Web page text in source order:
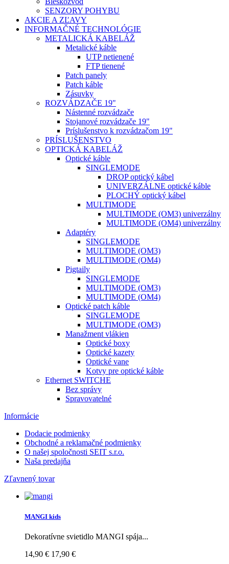
SENZORY POHYBU
AKCIE A ZĽAVY
INFORMAČNÉ TECHNOLÓGIE
METALICKÁ KABELÁŽ
Metalické káble
UTP netienené
FTP tienené
Patch panely
Patch káble
Zásuvky
ROZVÁDZAČE 19"
Nástenné rozvádzače
Stojanové rozvádzače 19"
Príslušenstvo k rozvádzačom 19"
PRÍSLUŠENSTVO
OPTICKÁ KABELÁŽ
Optické káble
SINGLEMODE
DROP optický kábel
UNIVERZÁLNE optické káble
PLOCHÝ optický kábel
MULTIMODE
MULTIMODE (OM3) univerzálny
MULTIMODE (OM4) univerzálny
Adaptéry
SINGLEMODE
MULTIMODE (OM3)
MULTIMODE (OM4)
Pigtaily
SINGLEMODE
MULTIMODE (OM3)
MULTIMODE (OM4)
Optické patch káble
SINGLEMODE
MULTIMODE (OM3)
Manažment vlákien
Optické boxy
Optické kazety
Optické vane
Kotvy pre optické káble
Ethernet SWITCHE
Bez správy
Spravovatelné
Informácie
Dodacie podmienky
Obchodné a reklamačné podmienky
O našej spoločnosti SEIT s.r.o.
Naša predajňa
Zľavnený tovar
MANGI kids
Dekoratívne svietidlo MANGI spája...
14,90 € 17,90 €